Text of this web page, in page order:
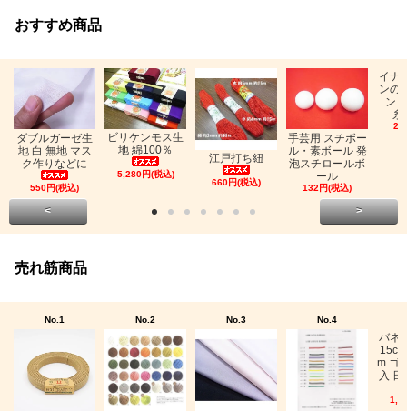
おすすめ商品
ダブルガーゼ生
地 白 無地 マス
ク作りなどに
550円(税込)
ビリケンモス生
地 綿100％
5,280円(税込)
江戸打ち紐
660円(税込)
手芸用 スチボー
ル・素ボール 発
泡スチロールボ
ール
132円(税込)
イナ
ンの
ン
糸
< >
売れ筋商品
No.1 No.2 No.3 No.4
バネ
m ゴ
入